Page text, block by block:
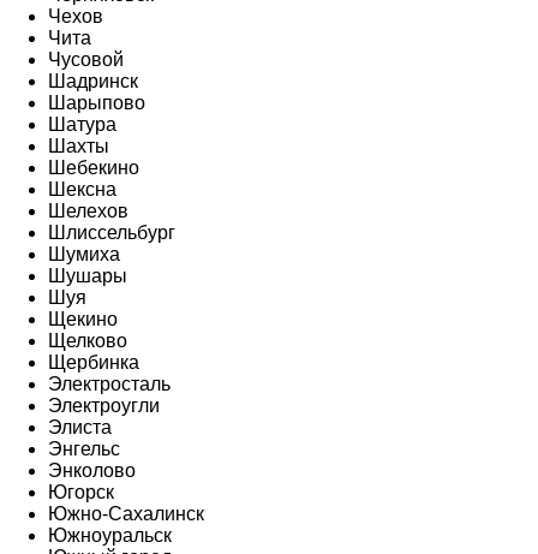
Чехов
Чита
Чусовой
Шадринск
Шарыпово
Шатура
Шахты
Шебекино
Шексна
Шелехов
Шлиссельбург
Шумиха
Шушары
Шуя
Щекино
Щелково
Щербинка
Электросталь
Электроугли
Элиста
Энгельс
Энколово
Югорск
Южно-Сахалинск
Южноуральск